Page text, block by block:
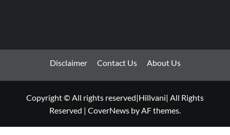
Disclaimer Contact Us About Us
Copyright © All rights reserved|Hillvani| All Rights
Reserved | CoverNews by AF themes.